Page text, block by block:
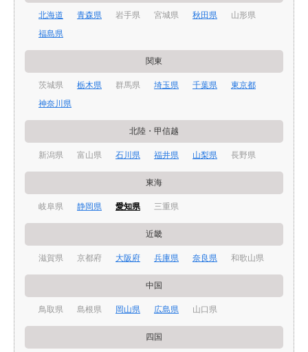
北海道 青森県 岩手県 宮城県 秋田県
山形県
福島県
関東
茨城県 栃木県 群馬県 埼玉県 千葉県
東京都
神奈川県
北陸・甲信越
新潟県 富山県 石川県 福井県 山梨県 長野県
東海
岐阜県 静岡県 愛知県 三重県
近畿
滋賀県 京都府 大阪府 兵庫県 奈良県 和歌山県
中国
鳥取県 島根県 岡山県 広島県 山口県
四国